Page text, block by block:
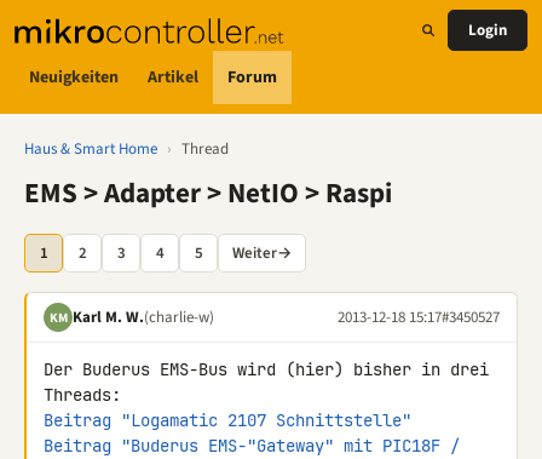
Neuigkeiten Artikel Forum
Login
Haus & Smart Home › Thread
EMS > Adapter > NetIO > Raspi
1 2 3 4 5 Weiter→
KM Karl M. W.(charlie-w) 2013-12-18 15:17#3450527
Der Buderus EMS-Bus wird (hier) bisher in drei
Beitrag "Logamatic 2107 Schnittstelle"
Beitrag "Buderus EMS-"Gateway" mit PIC18F /